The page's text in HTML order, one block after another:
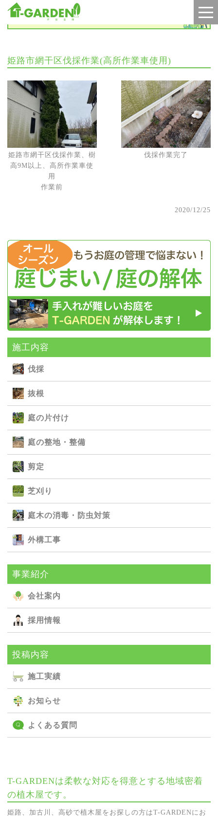
施工実績
施⼯内容
伐採
抜根
庭の⽚付け
庭の整地・整備
剪定
芝刈り
庭⽊の消毒・防⾍対策
外構⼯事
事業紹介
会社案内
採用情報
投稿内容
施⼯実績
お知らせ
よくある質問
姫路市網干区伐採作業(高所作業車使用)
姫路市網干区伐採作業、樹
高9M以上、高所作業車使
用
作業前
伐採作業完了
2020/12/25
T-GARDENは柔軟な対応を得意とする地域密着
の植木屋です。
姫路、加古川、高砂で植木屋をお探しの方はT-GARDENにお